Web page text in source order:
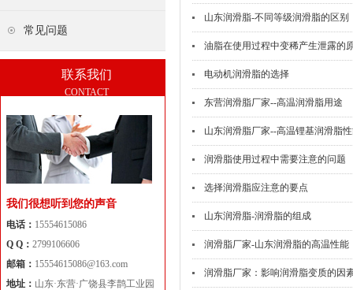
山东润滑脂-不同等级润滑脂的区别
油脂在使用过程中变稀产生泄露的
电动机润滑脂的选择
东营润滑脂厂家--高温润滑脂用途
山东润滑脂厂家--高温锂基润滑脂
润滑脂使用过程中需要注意的问题
选择润滑脂应注意的要点
山东润滑脂-润滑脂的组成
润滑脂厂家-山东润滑脂的高温性能
润滑脂厂家：影响润滑脂变质的因
常见问题
联系我们
CONTACT
我们很想听到您的声音
电话： 15554615086
Q Q： 2799106606
邮箱： 15554615086@163.com
地址： 山东·东营·广饶县李鹊工业园